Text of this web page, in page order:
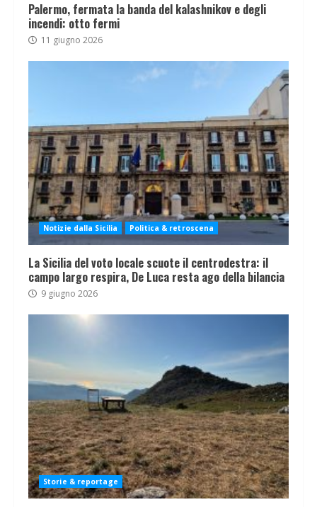
Palermo, fermata la banda del kalashnikov e degli
incendi: otto fermi
11 giugno 2026
Notizie dalla Sicilia Politica & retroscena
La Sicilia del voto locale scuote il centrodestra: il
campo largo respira, De Luca resta ago della bilancia
9 giugno 2026
Storie & reportage